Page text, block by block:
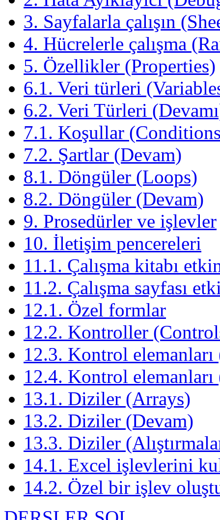
3. Sayfalarla çalışın
4. Hücrelerle çalışma
5. Özellikler (Properties)
6.1. Veri türleri
6.2. Veri Türleri
7.1. Koşullar
7.2. Şartlar (Devam)
8.1. Döngüler (Loops)
8.2. Döngüler (Devam)
9. Prosedürler ve işlevler
10. İletişim pencereleri
11.1. Çalışma kitabı
11.2. Çalışma sayfası
12.1. Özel formlar
12.2. Kontroller
12.3. Kontrol
12.4. Kontrol elemanları
13.1. Diziler (Arrays)
13.2. Diziler (Devam)
13.3. Diziler
14.1. Excel işlevlerini
14.2. Özel bir işlev